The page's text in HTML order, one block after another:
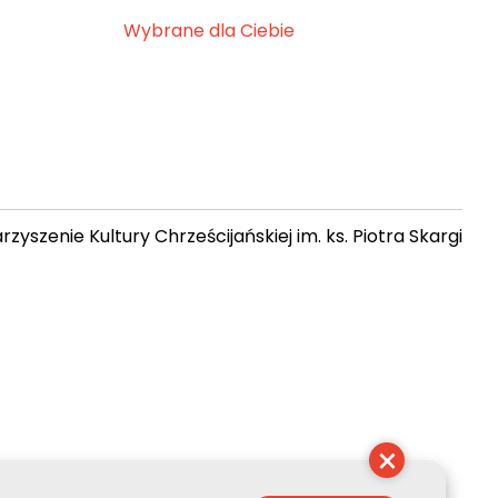
Wybrane dla Ciebie
Kultury Chrześcijańskiej im. ks. Piotra Skargi
×